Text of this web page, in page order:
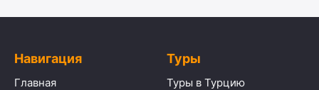
Навигация
Главная
Туры
Туры в Турцию